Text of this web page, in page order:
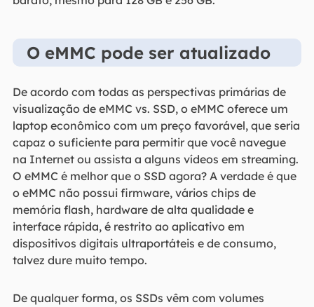
O eMMC pode ser atualizado
De acordo com todas as perspectivas primárias de
visualização de eMMC vs. SSD, o eMMC oferece um
laptop econômico com um preço favorável, que seria
capaz o suficiente para permitir que você navegue
na Internet ou assista a alguns vídeos em streaming.
O eMMC é melhor que o SSD agora? A verdade é que
o eMMC não possui firmware, vários chips de
memória flash, hardware de alta qualidade e
interface rápida, é restrito ao aplicativo em
dispositivos digitais ultraportáteis e de consumo,
talvez dure muito tempo.
De qualquer forma, os SSDs vêm com volumes